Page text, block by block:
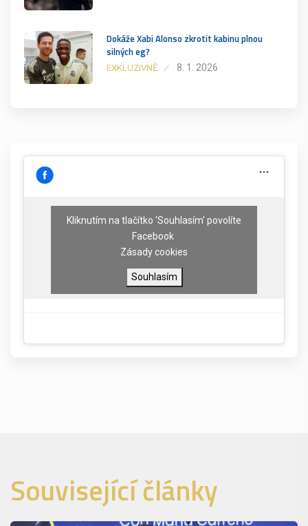
Dokáže Xabi Alonso zkrotit kabinu plnou
silných eg?
EXKLUZIVNĚ 8. 1. 2026
Kliknutím na tlačítko 'Souhlasím' povolíte
Facebook
Zásady cookies
Souhlasím
Související články